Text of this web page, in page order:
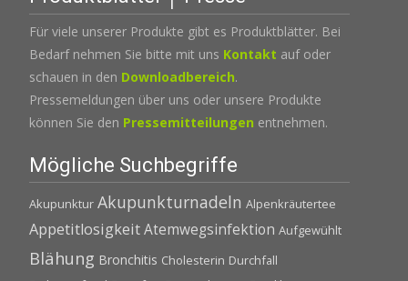
Für viele unserer Produkte gibt es Produktblätter. Bei
Bedarf nehmen Sie bitte mit uns Kontakt auf oder
schauen in den Downloadbereich.
Pressemeldungen über uns oder unsere Produkte
können Sie den Pressemitteilungen entnehmen.
Mögliche Suchbegriffe
Akupunktur Akupunkturnadeln Alpenkräutertee
AppetitlosigkeitAtemwegsinfektion Aufgewühlt
Blähung Bronchitis Cholesterin Durchfall